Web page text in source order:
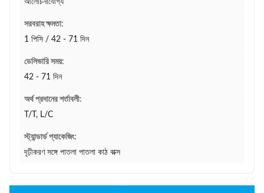
আলোচনাযোগ্য
সরবরাহ ক্ষমতা:
1 পিসি / 42 - 71 দিন
ডেলিভারি সময়:
42 - 71 দিন
অর্থ প্রদানের শর্তাবলী:
T/T, L/C
স্ট্যান্ডার্ড প্যাকেজিং:
দৃঢ়ীকরণ সঙ্গে পাতলা পাতলা কাঠ বাক্স